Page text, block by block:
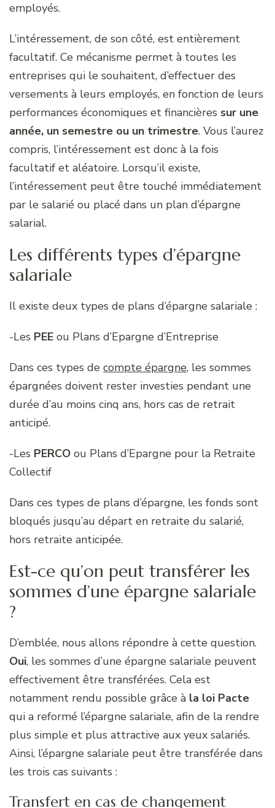
employés.
L’intéressement, de son côté, est entièrement
facultatif. Ce mécanisme permet à toutes les
entreprises qui le souhaitent, d’effectuer des
versements à leurs employés, en fonction de leurs
performances économiques et financières sur une
année, un semestre ou un trimestre. Vous l’aurez
compris, l’intéressement est donc à la fois
facultatif et aléatoire. Lorsqu’il existe,
l’intéressement peut être touché immédiatement
par le salarié ou placé dans un plan d’épargne
salarial.
Les différents types d’épargne
salariale
Il existe deux types de plans d’épargne salariale :
-Les PEE ou Plans d’Epargne d’Entreprise
Dans ces types de compte épargne, les sommes
épargnées doivent rester investies pendant une
durée d’au moins cinq ans, hors cas de retrait
anticipé.
-Les PERCO ou Plans d’Epargne pour la Retraite
Collectif
Dans ces types de plans d’épargne, les fonds sont
bloqués jusqu’au départ en retraite du salarié,
hors retraite anticipée.
Est-ce qu’on peut transférer les
sommes d’une épargne salariale
?
D’emblée, nous allons répondre à cette question.
Oui, les sommes d’une épargne salariale peuvent
effectivement être transférées. Cela est
notamment rendu possible grâce à la loi Pacte
qui a reformé l’épargne salariale, afin de la rendre
plus simple et plus attractive aux yeux salariés.
Ainsi, l’épargne salariale peut être transférée dans
les trois cas suivants :
Transfert en cas de changement